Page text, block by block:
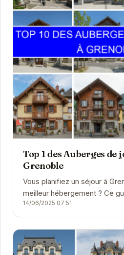
Top 1 des Auberges de
Grenoble
Vous planifiez un séjour à
meilleur hébergement ? Ce guide complet explore
une large sélection d'hôtels,
d'hôtes,...
14/06/2025 07:51